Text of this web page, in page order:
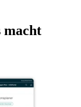
macht